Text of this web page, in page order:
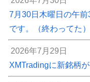
7月30日木曜日の午
です。（終わってた）
2026年7月29日
XMTradingに新銘柄